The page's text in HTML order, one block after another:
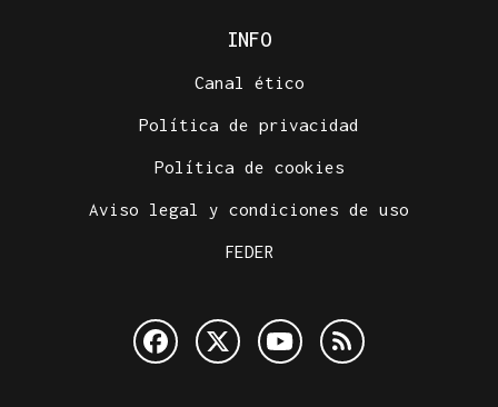
INFO
Canal ético
Política de privacidad
Política de cookies
Aviso legal y condiciones de uso
FEDER